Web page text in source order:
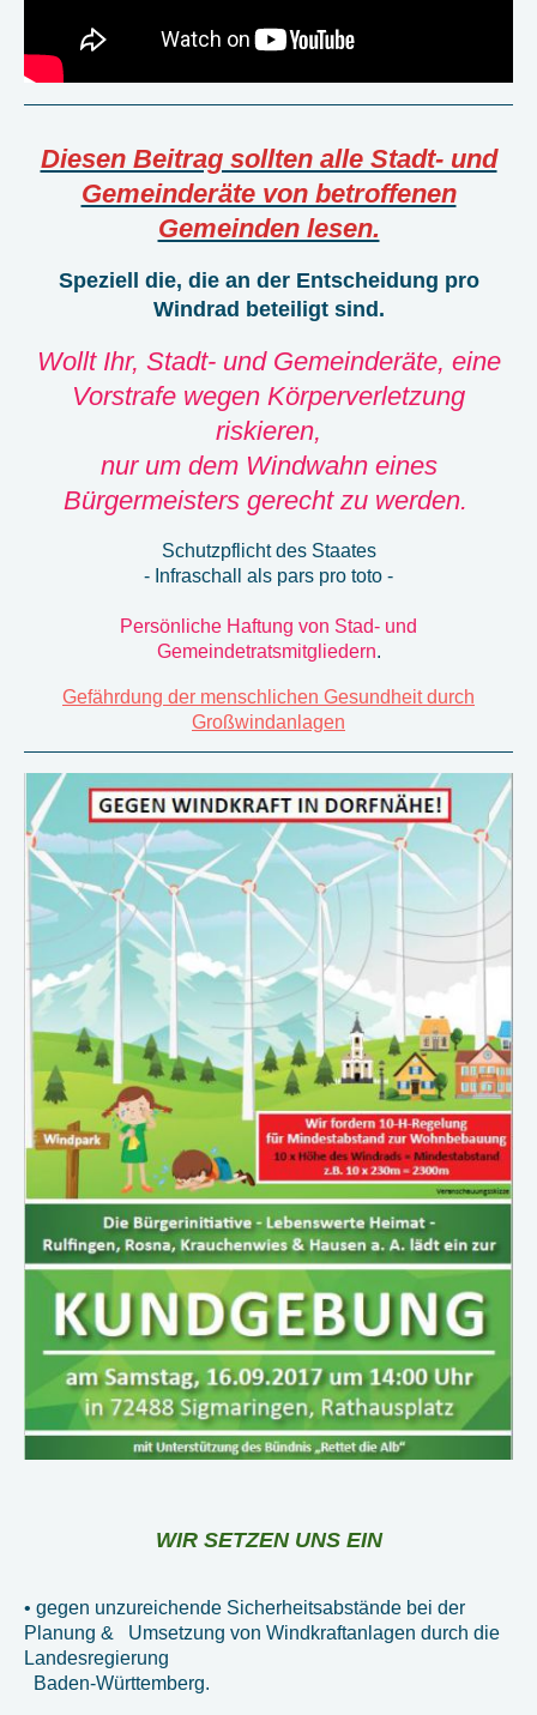
Diesen Beitrag sollten alle Stadt- und
Gemeinderäte von betroffenen
Gemeinden lesen.
Speziell die, die an der Entscheidung pro
Windrad beteiligt sind.
Wollt Ihr, Stadt- und Gemeinderäte, eine
Vorstrafe wegen Körperverletzung
riskieren,
nur um dem Windwahn eines
Bürgermeisters gerecht zu werden.
Schutzpflicht des Staates
- Infraschall als pars pro toto -
Persönliche Haftung von Stad- und
Gemeindetratsmitgliedern.
Gefährdung der menschlichen Gesundheit durch
Großwindanlagen
WIR SETZEN UNS EIN
• gegen unzureichende Sicherheitsabstände bei der
Planung & Umsetzung von Windkraftanlagen durch die
Landesregierung
Baden-Württemberg.